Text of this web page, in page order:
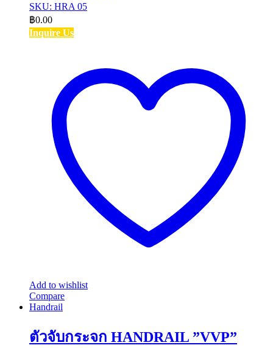
SKU: HRA 05
฿0.00
Inquire Us
Add to wishlist
Compare
Handrail
ตัวจับกระจก HANDRAIL ”VVP”